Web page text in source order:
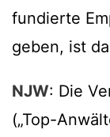
fundierte
geben, ist
NJW: Die
(„Top-